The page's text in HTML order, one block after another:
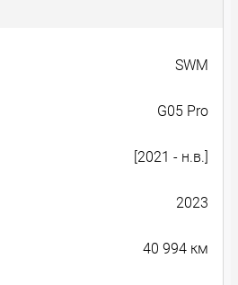
SWM
G05 Pro
[2021 - н.в.]
2023
40 994 км